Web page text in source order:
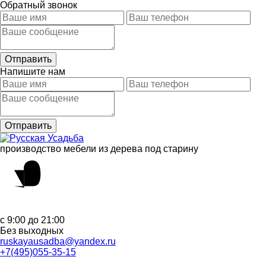
Обратный звонок
Напишите нам
производство мебели из дерева под старину
с 9:00 до 21:00
Без выходных
ruskayausadba@yandex.ru
+7(495)055-35-15